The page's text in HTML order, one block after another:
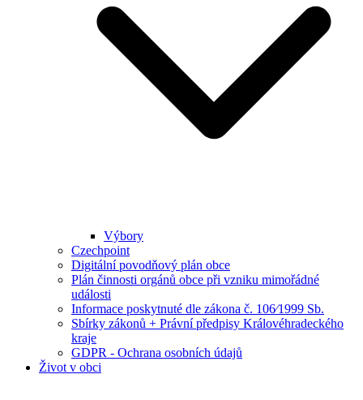
Výbory
Czechpoint
Digitální povodňový plán obce
Plán činnosti orgánů obce při vzniku mimořádné
události
Informace poskytnuté dle zákona č. 106⁄1999 Sb.
Sbírky zákonů + Právní předpisy Královéhradeckého
kraje
GDPR - Ochrana osobních údajů
Život v obci